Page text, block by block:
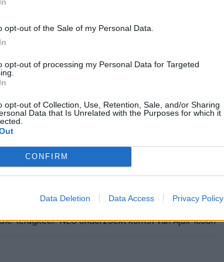
opt-out of the Sale of my Personal Data.
opt-out of processing my Personal Data for Targeted
opt-out of Collection, Use, Retention, Sale, and/or Sharing
Data that Is Unrelated with the Purposes for which it
CONFIRM
Data Deletion Data Access Privacy Policy
na ruime zege op Vojvodina
naar Ajax - Vojvodina
van der Vaart en Sylvie Meis door de jaren heen
Ajax en FC Twente in Europa
"Kampioen met Jong Ajax"
geschiedenis met rode kaart in WK-finale
League? Dit zijn de belangrijke data
terugkeer: NEC onderzoekt komst van Ajax-icoon